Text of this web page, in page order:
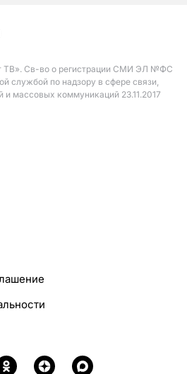
ТВ». Св-во о регистрации СМИ ЭЛ №ФС
службой по надзору в сфере связи,
и массовых коммуникаций 23.11.2017